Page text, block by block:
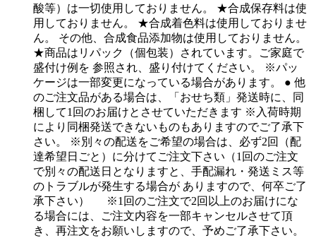
酸等）は一切使用しておりません。 ★合成保存料は使
用しておりません。 ★合成着色料は使用しておりませ
ん。 その他、合成食品添加物は使用しておりません。
★商品はリパック（個包装）されています。ご家庭で
盛付け例を 参照され、盛り付けてください。 ※パッ
ケージは一部変更になっている場合があります。 ● 他
のご注文品がある場合は、「おせち類」発送時に、同
梱して1回のお届けとさせていただきます ※入荷時期
により同梱発送できないものもありますのでご了承下
さい。 ※別々の配送をご希望の場合は、必ず2回（配
達希望日ごと）に分けてご注文下さい（1回のご注文
で別々の配送日となりますと、手配漏れ・発送ミス等
のトラブルが発生する場合が ありますので、何卒ご了
承下さい） ※1回のご注文で2回以上のお届けにな
る場合には、ご注文内容を一部キャンセルさせて頂
き、再注文をお願いしますので、予めご了承下さい。